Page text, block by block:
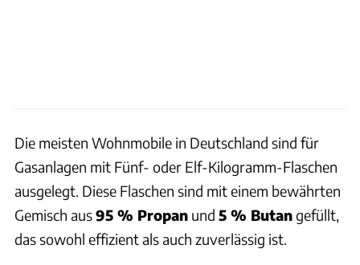
Die meisten Wohnmobile in Deutschland sind für
Gasanlagen mit Fünf- oder Elf-Kilogramm-Flaschen
ausgelegt. Diese Flaschen sind mit einem bewährten
Gemisch aus95 % Propan und 5 % Butangefüllt,
das sowohl effizient als auch zuverlässig ist.